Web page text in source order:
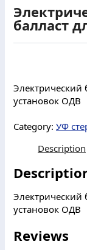
балласт
Электрический
установок ОДВ
Category: УФ
Description
Электрический
установок ОДВ
Reviews